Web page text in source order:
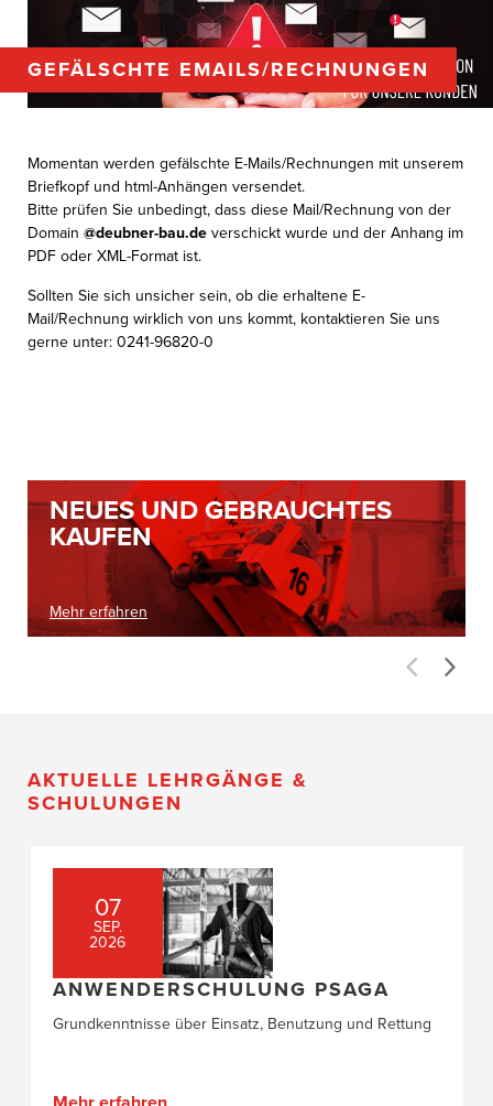
GEFÄLSCHTE EMAILS/RECHNUNGEN
Momentan werden gefälschte E-Mails/Rechnungen mit unserem
Briefkopf und html-Anhängen versendet.
Bitte prüfen Sie unbedingt, dass diese Mail/Rechnung von der
Domain @deubner-bau.deverschickt wurde und der Anhang im
PDF oder XML-Format ist.
Sollten Sie sich unsicher sein, ob die erhaltene E-
Mail/Rechnung wirklich von uns kommt, kontaktieren Sie uns
gerne unter: 0241-96820-0
NEUES UND GEBRAUCHTES
KAUFEN
Mehr erfahren
AKTUELLE LEHRGÄNGE &
SCHULUNGEN
07
SEP.
2026
ANWENDERSCHULUNG PSAGA
Grundkenntnisse über Einsatz, Benutzung und Rettung